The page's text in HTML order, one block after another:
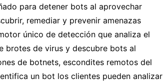
para detener bots al aprovechar
remediar y prevenir amenazas
único de detección que analiza el
brotes de virus y descubre bots al
de botnets, escondites remotos del
un bot los clientes pueden analizar